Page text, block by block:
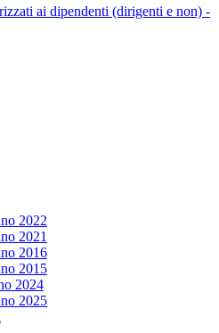
ai dipendenti (dirigenti e non) -
2022
2021
2016
2015
2024
2025